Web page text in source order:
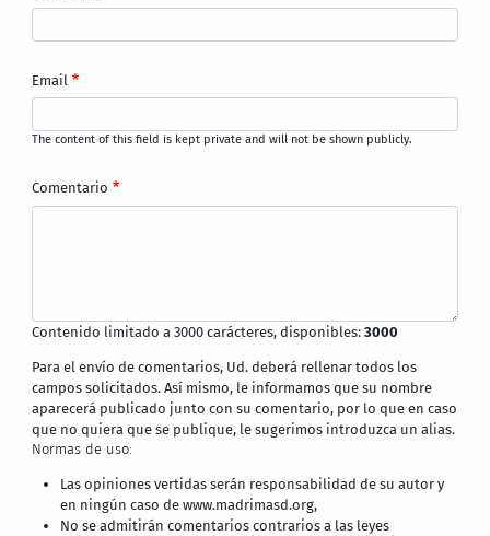
Email
The content of this field is kept private and will not be shown publicly.
Comentario
Contenido limitado a 3000 carácteres, disponibles:3000
Para el envío de comentarios, Ud. deberá rellenar todos los
campos solicitados. Así mismo, le informamos que su nombre
aparecerá publicado junto con su comentario, por lo que en caso
que no quiera que se publique, le sugerimos introduzca un alias.
Normas de uso:
Las opiniones vertidas serán responsabilidad de su autor y
en ningún caso de www.madrimasd.org,
No se admitirán comentarios contrarios a las leyes